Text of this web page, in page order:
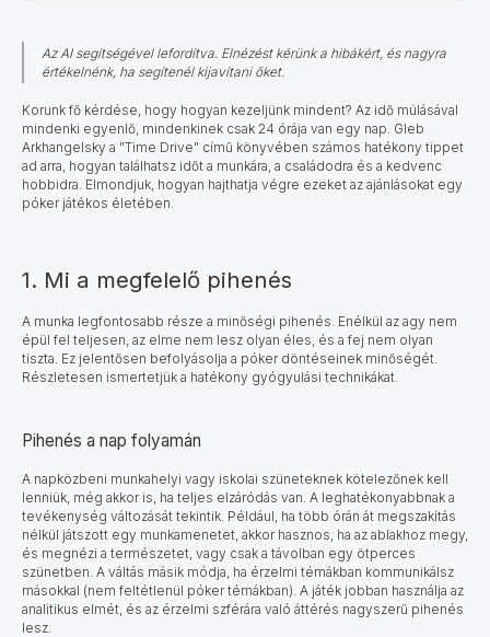
Az AI segítségével lefordítva. Elnézést kérünk a hibákért, és nagyra
értékelnénk, ha segítenél kijavítani őket.
Korunk fő kérdése, hogy hogyan kezeljünk mindent? Az idő múlásával
mindenki egyenlő, mindenkinek csak 24 órája van egy nap. Gleb
Arkhangelsky a "Time Drive" című könyvében számos hatékony tippet
ad arra, hogyan találhatsz időt a munkára, a családodra és a kedvenc
hobbidra. Elmondjuk, hogyan hajthatja végre ezeket az ajánlásokat egy
póker játékos életében.
1. Mi a megfelelő pihenés
A munka legfontosabb része a minőségi pihenés. Enélkül az agy nem
épül fel teljesen, az elme nem lesz olyan éles, és a fej nem olyan
tiszta. Ez jelentősen befolyásolja a póker döntéseinek minőségét.
Részletesen ismertetjük a hatékony gyógyulási technikákat.
Pihenés a nap folyamán
A napközbeni munkahelyi vagy iskolai szüneteknek kötelezőnek kell
lenniük, még akkor is, ha teljes elzáródás van. A leghatékonyabbnak a
tevékenység változását tekintik. Például, ha több órán át megszakítás
nélkül játszott egy munkamenetet, akkor hasznos, ha az ablakhoz megy,
és megnézi a természetet, vagy csak a távolban egy ötperces
szünetben. A váltás másik módja, ha érzelmi témákban kommunikálsz
másokkal (nem feltétlenül póker témákban). A játék jobban használja az
analitikus elmét, és az érzelmi szférára való áttérés nagyszerű pihenés
lesz.